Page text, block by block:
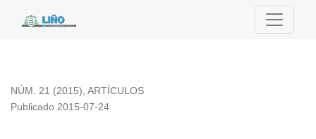
Una revisión del concepto de postfotografía. Imágenes
NÚM. 21 (2015), ARTÍCULOS
Publicado 2015-07-24